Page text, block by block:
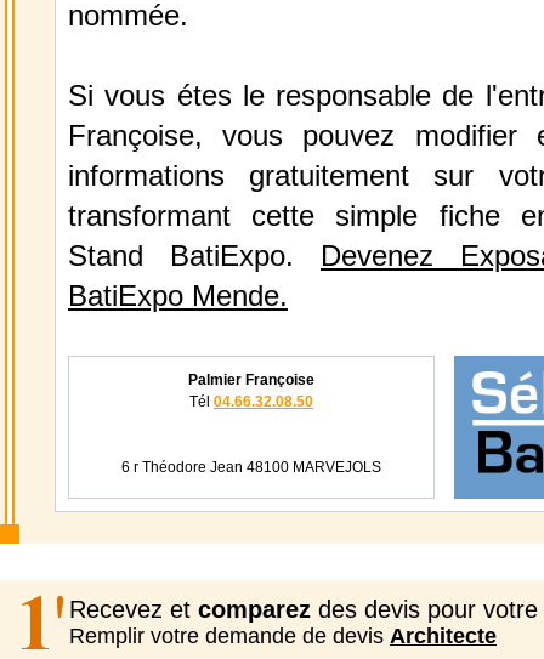
nommée.
Si vous étes le responsable de
Françoise, vous pouvez modifier
informations gratuitement sur
transformant cette simple fiche
Stand BatiExpo. Devenez
BatiExpo Mende.
Palmier Françoise
Tél 04.66.32.08.50
6 r Théodore Jean 48100 MARVEJOLS
Recevez et comparez des devis pour votre
Remplir votre demande de devis Architecte